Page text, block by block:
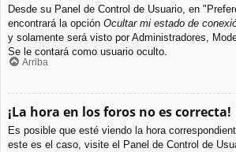
Desde su Panel de Control de Usuario, en
encontrará la opción Ocultar mi estado de
y solamente será visto por Administradores,
Se le contará como usuario oculto.
Arriba
¡La hora en los foros no es correcta!
Es posible que esté viendo la hora
este es el caso, visite el Panel de Control de